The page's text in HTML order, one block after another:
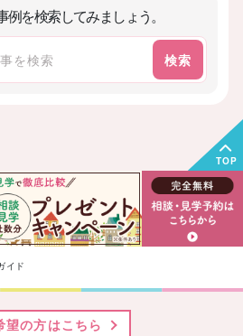
例を検索してみましょう。
検索
TOP
イド
望の方はこちら